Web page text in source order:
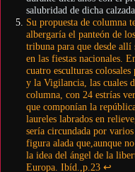
salubridad de dicha
Su propuesta de columna
albergaría el panteón de
tribuna para que desde allí
en las fiestas nacionales.
cuatro esculturas
y la Vigilancia, las cuales
columna, con 24 estrías
que componían la
laureles labrados en
sería circundada por
figura alada que,aunque
la idea del ángel de la
Europa. Ibíd.,p.23 ↩︎